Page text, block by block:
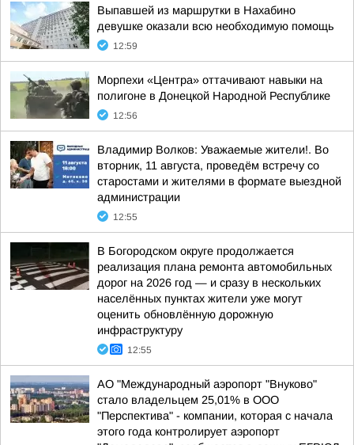
Выпавшей из маршрутки в Нахабино
девушке оказали всю необходимую помощь
12:59
Морпехи «Центра» оттачивают навыки на
полигоне в Донецкой Народной Республике
12:56
Владимир Волков: Уважаемые жители!. Во
вторник, 11 августа, проведём встречу со
старостами и жителями в формате выездной
администрации
12:55
В Богородском округе продолжается
реализация плана ремонта автомобильных
дорог на 2026 год — и сразу в нескольких
населённых пунктах жители уже могут
оценить обновлённую дорожную
инфраструктуру
12:55
АО "Международный аэропорт "Внуково"
стало владельцем 25,01% в ООО
"Перспектива" - компании, которая с начала
этого года контролирует аэропорт